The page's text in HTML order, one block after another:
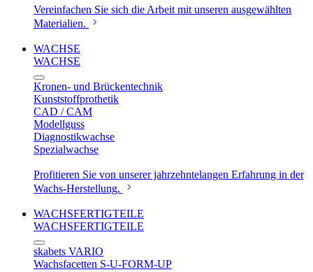
Vereinfachen Sie sich die Arbeit mit unseren ausgewählten
Materialien.
WACHSE
WACHSE
Kronen- und Brückentechnik
Kunststoffprothetik
CAD / CAM
Modellguss
Diagnostikwachse
Spezialwachse
Profitieren Sie von unserer jahrzehntelangen Erfahrung in der
Wachs-Herstellung.
WACHSFERTIGTEILE
WACHSFERTIGTEILE
skabets VARIO
Wachsfacetten S-U-FORM-UP